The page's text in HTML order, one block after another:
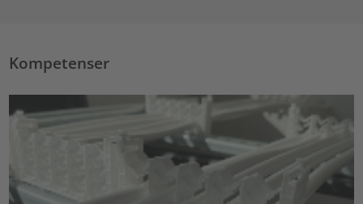
Kompetenser